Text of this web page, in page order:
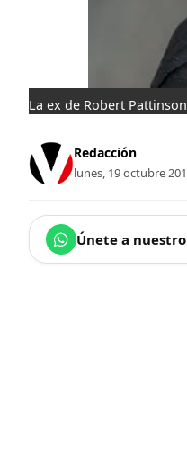
La ex de Robert
Redacción
lunes, 19 octubre
Únete a